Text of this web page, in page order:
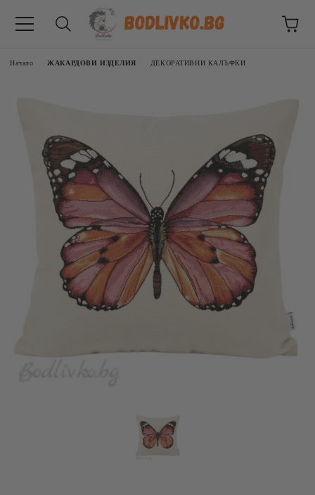
Начало ЖАКАРДОВИ ИЗДЕЛИЯ ДЕКОРАТИВНИ КАЛЪФКИ